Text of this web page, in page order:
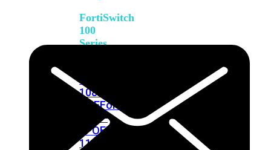
FortiSwitch
100
Series
108F-
POEFortiSwitch
108F-
FPOEFortiSwitch
110G-